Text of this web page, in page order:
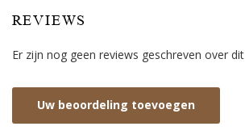
REVIEWS
Er zijn nog geen reviews geschreven over
Uw beoordeling toevoegen